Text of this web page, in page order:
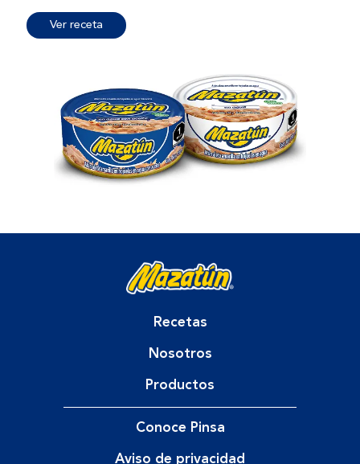
Ver receta
Recetas
Nosotros
Productos
Conoce Pinsa
Aviso de privacidad